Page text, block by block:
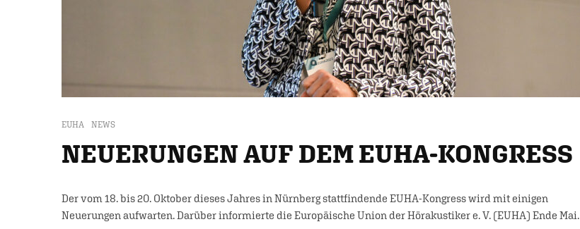
EUHA NEWS
NEUERUNGEN AUF DEM EUHA-KONGRESS
Der vom 18. bis 20. Oktober dieses Jahres in Nürnberg stattfindende EUHA-Kongress wird mit einigen
Neuerungen aufwarten. Darüber informierte die Europäische Union der Hörakustiker e. V. (EUHA) Ende Mai.